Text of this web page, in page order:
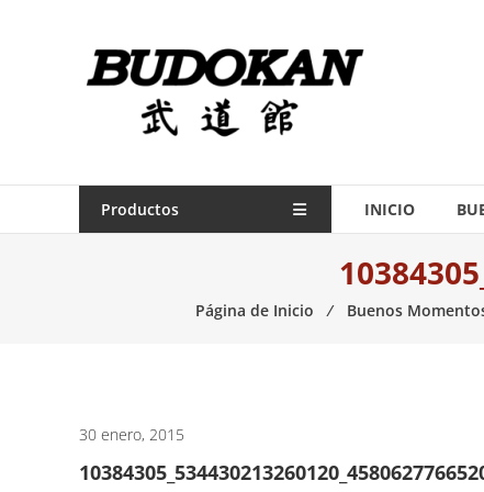
Indumentaria
para
artes
marciales
Todo
lo
marciales.
Productos INICIO
Página de Inicio ⁄ Buenos
30 enero, 2015